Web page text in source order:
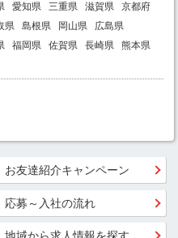
愛知県 三重県 滋賀県
京都府
県 島根県 岡山県
広島県
福岡県 佐賀県 長崎県
熊本県
お友達紹介キャンペーン
応募～入社の流れ